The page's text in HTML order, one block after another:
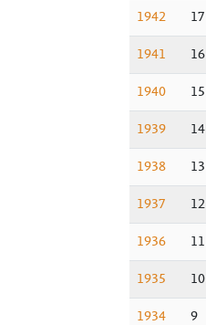
1942 17
1941 16
1940 15
1939 14
1938 13
1937 12
1936 11
1935 10
1934 9